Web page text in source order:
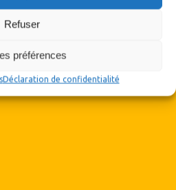
Refuser
préférences
Déclaration de confidentialité